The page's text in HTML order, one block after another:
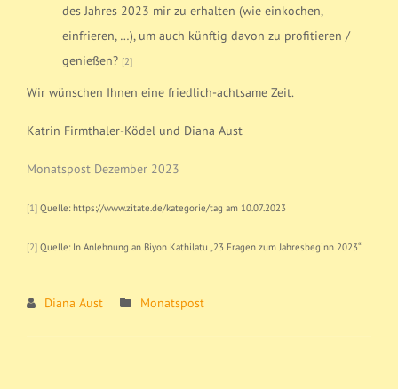
des Jahres 2023 mir zu erhalten (wie einkochen,
einfrieren, …), um auch künftig davon zu profitieren /
genießen? [2]
Wir wünschen Ihnen eine friedlich-achtsame Zeit.
Katrin Firmthaler-Ködel und Diana Aust
Monatspost Dezember 2023
[1] Quelle: https://www.zitate.de/kategorie/tag am 10.07.2023
[2] Quelle: In Anlehnung an Biyon Kathilatu „23 Fragen zum Jahresbeginn 2023“
Diana Aust Monatspost